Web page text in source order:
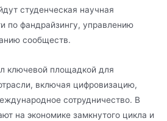
студенческая научная
по фандрайзингу, управлению
сообществ.
ключевой площадкой для
включая цифровизацию,
сотрудничество. В
на экономике замкнутого цикла и